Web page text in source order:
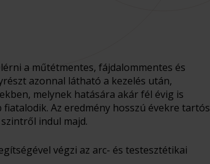
a műtétmentes, fájdalommentes és
azonnal látható a kezelés után,
melynek hatására akár fél évig is
Az eredmény hosszú évekre tartós
indul majd.
végzi az arc- és testesztétikai